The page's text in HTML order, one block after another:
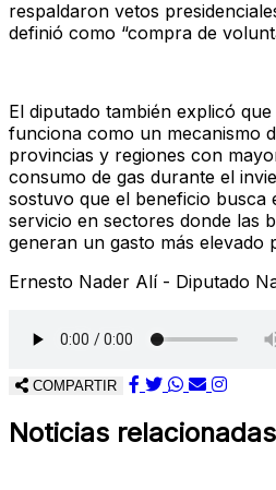
respaldaron vetos
definió como “compra de
El diputado también explicó
funciona como un mecanismo
provincias y regiones con
consumo de gas durante el
sostuvo que el beneficio busca
servicio en sectores donde las
generan un gasto más elevado
Ernesto Nader Alí - Diputado
COMPARTIR
Noticias relacionadas